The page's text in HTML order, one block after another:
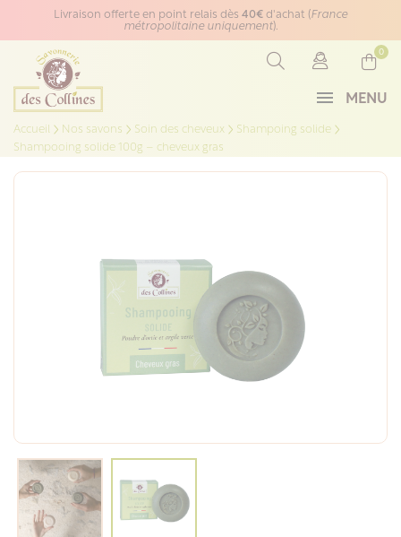
Panneau de gestion des cookies
Livraison offerte en point relais dès 40€ d'achat (France
métropolitaine uniquement).
MENU
0
Accueil Nos savons Soin des cheveux
Shampoing solide
Shampooing solide 100g – cheveux gras